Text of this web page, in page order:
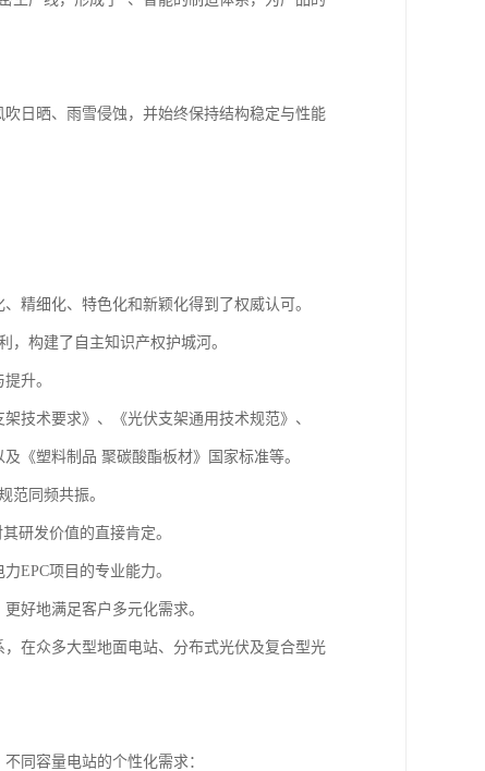
日晒、雨雪侵蚀，并始终保持结构稳定与性能
精细化、特色化和新颖化得到了权威认可。
，构建了自主知识产权护城河。
升。
技术要求》、《光伏支架通用技术规范》、
《塑料制品 聚碳酸酯板材》国家标准等。
范同频共振。
研发价值的直接肯定。
EPC项目的专业能力。
好地满足客户多元化需求。
在众多大型地面电站、分布式光伏及复合型光
同容量电站的个性化需求：